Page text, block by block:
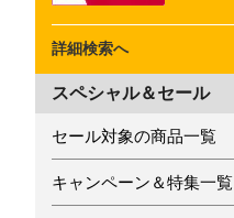
詳細検索へ
スペシャル＆セール
セール対象の商品一覧
キャンペーン＆特集一覧